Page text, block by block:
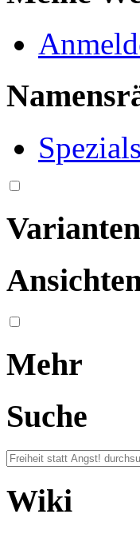
Varianten
Mehr
Suche
Wiki